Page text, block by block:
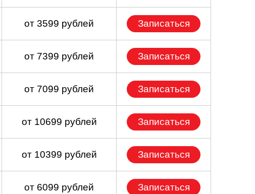
от 3599 рублей Записаться
от 7399 рублей Записаться
от 7099 рублей Записаться
от 10699 рублей Записаться
от 10399 рублей Записаться
от 6099 рублей Записаться